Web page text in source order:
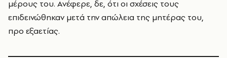
μέρους του. Ανέφερε, δε, ότι οι σχέσεις τους
επιδεινώθηκαν μετά την απώλεια της μητέρας του,
προ εξαετίας.